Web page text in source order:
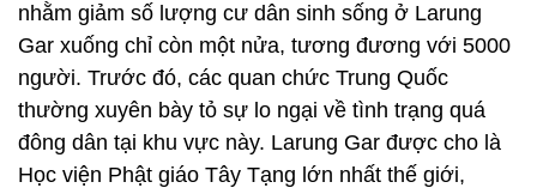
nhằm giảm số lượng cư dân sinh sống ở Larung
Gar xuống chỉ còn một nửa, tương đương với 5000
người. Trước đó, các quan chức Trung Quốc
thường xuyên bày tỏ sự lo ngại về tình trạng quá
đông dân tại khu vực này. Larung Gar được cho là
Học viện Phật giáo Tây Tạng lớn nhất thế giới,